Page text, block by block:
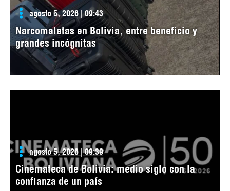
agosto 5, 2026 | 09:43
Narcomaletas en Bolivia, entre beneficio y
grandes incógnitas
agosto 5, 2026 | 09:39
Cinemateca de Bolivia: medio siglo con la
confianza de un país